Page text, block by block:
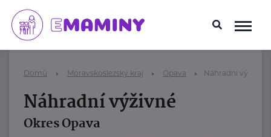
Domů Moravskoslezský kraj Opava Náhradní výživné
Náhradní výživné
Okres Opava